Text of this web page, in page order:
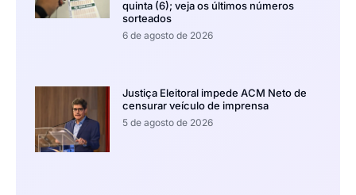
quinta (6); veja os últimos números
sorteados
6 de agosto de 2026
Justiça Eleitoral impede ACM Neto de
censurar veículo de imprensa
5 de agosto de 2026